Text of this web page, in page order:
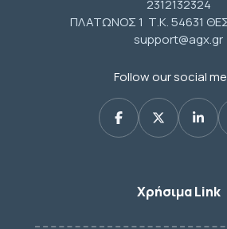
2312132324
ΠΛΑΤΩΝΟΣ 1 Τ.Κ. 54631
support@agx.gr
Follow our social
Χρήσιμα Link